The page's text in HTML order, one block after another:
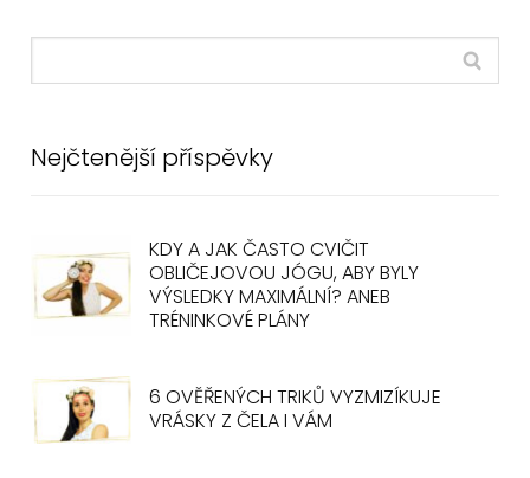
Nejčtenější příspěvky
KDY A JAK ČASTO CVIČIT
OBLIČEJOVOU JÓGU, ABY BYLY
VÝSLEDKY MAXIMÁLNÍ? ANEB
TRÉNINKOVÉ PLÁNY
6 OVĚŘENÝCH TRIKŮ VYZMIZÍKUJE
VRÁSKY Z ČELA I VÁM